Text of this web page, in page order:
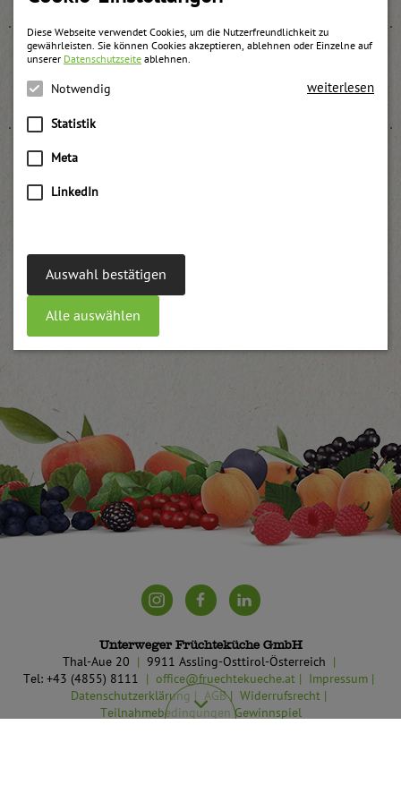
Diese Webseite verwendet Cookies, um die Nutzerfreundlichkeit zu
gewährleisten. Sie können Cookies akzeptieren, ablehnen oder Einzelne auf
unserer Datenschutzseite ablehnen.
Notwendig
Statistik
Meta
LinkedIn
weiterlesen
Auswahl bestätigen
Alle auswählen
Unterweger Früchteküche GmbH
Thal-Aue 20
9911 Assling-Osttirol-Österreich
Tel: +43 (4855) 8111
office@fruechtekueche.at
Impressum
Datenschutzerklärung
AGB
Widerrufsrecht
Teilnahmebedingungen Gewinnspiel